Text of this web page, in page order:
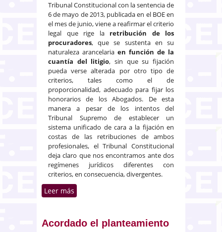
Tribunal Constitucional con la sentencia de
6 de mayo de 2013, publicada en el BOE en
el mes de junio, viene a reafirmar el criterio
legal que rige la retribución de los
procuradores, que se sustenta en su
naturaleza arancelaria en función de la
cuantía del litigio, sin que su fijación
pueda verse alterada por otro tipo de
criterios, tales como el de
proporcionalidad, adecuado para fijar los
honorarios de los Abogados. De esta
manera a pesar de los intentos del
Tribunal Supremo de establecer un
sistema unificado de cara a la fijación en
costas de las retribuciones de ambos
profesionales, el Tribunal Constitucional
deja claro que nos encontramos ante dos
regímenes jurídicos diferentes con
criterios, en consecuencia, divergentes.
Leer más
Acordado el planteamiento